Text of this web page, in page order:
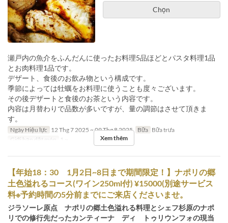
Chọn
瀬戸内の魚介をふんだんに使ったお料理5品ほどとパスタ料理1品
とお肉料理1品です。
デザート、食後のお飲み物という構成です。
季節によっては牡蠣をお料理に使うことも度々ございます。
その後デザートと食後のお茶という内容です。
内容は月替わりで品数が多いですが、量の調節はさせて頂きま
す。
Ngày Hiệu lực 12 Thg 7 2025 ~ 09 Thg 8 2025 Bữa Bữa trưa
Giới hạn dặt món
1 ~ Xem thêm
【年始18：30 1月2日~8日まで期間限定！】ナポリの郷
土色溢れるコース(ワイン250ml付) ¥15000(別途サービス
料※予約時間の5分前までにご来店くださいませ。
ジラソーレ原点 ナポリの郷土色溢れる料理とシェフ杉原のナポ
リでの修行先だったカンティーナ ディ トゥリウンフォの現当